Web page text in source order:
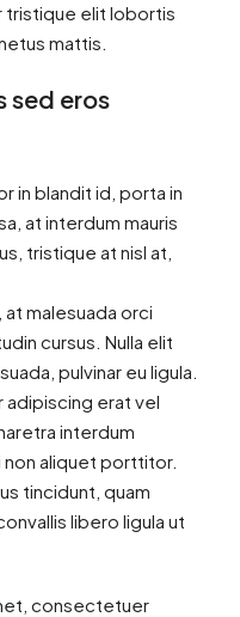
tristique elit lobortis
mattis.
sed eros
in blandit id, porta in
at interdum mauris
tristique at nisl at,
at malesuada orci
cursus. Nulla elit
pulvinar eu ligula.
adipiscing erat vel
interdum
non aliquet porttitor.
tincidunt, quam
libero ligula ut
consectetuer